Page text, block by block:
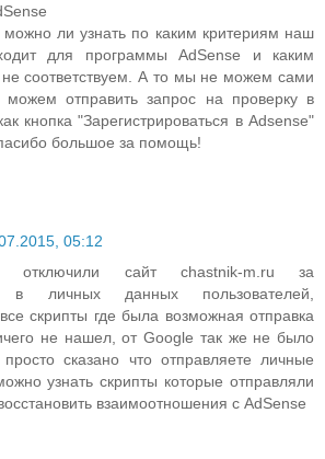
можно ли узнать по каким критериям наш
для программы AdSense и каким
соответствуем. А то мы не можем сами
отправить запрос на проверку в
кнопка "Зарегистрироваться в Adsense"
большое за помощь!
05:12
отключили сайт chastnik-m.ru за
в личных данных пользователей,
скрипты где была возможная отправка
не нашел, от Google так же не было
сказано что отправляете личные
узнать скрипты которые отправляли
взаимоотношения с AdSense